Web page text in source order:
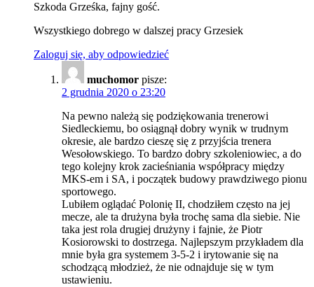
Szkoda Grześka, fajny gość.
Wszystkiego dobrego w dalszej pracy Grzesiek
Zaloguj się, aby odpowiedzieć
muchomor pisze:
2 grudnia 2020 o 23:20
Na pewno należą się podziękowania trenerowi
Siedleckiemu, bo osiągnął dobry wynik w trudnym
okresie, ale bardzo cieszę się z przyjścia trenera
Wesołowskiego. To bardzo dobry szkoleniowiec, a do
tego kolejny krok zacieśniania współpracy między
MKS-em i SA, i początek budowy prawdziwego pionu
sportowego.
Lubiłem oglądać Polonię II, chodziłem często na jej
mecze, ale ta drużyna była trochę sama dla siebie. Nie
taka jest rola drugiej drużyny i fajnie, że Piotr
Kosiorowski to dostrzega. Najlepszym przykładem dla
mnie była gra systemem 3-5-2 i irytowanie się na
schodzącą młodzież, że nie odnajduje się w tym
ustawieniu.